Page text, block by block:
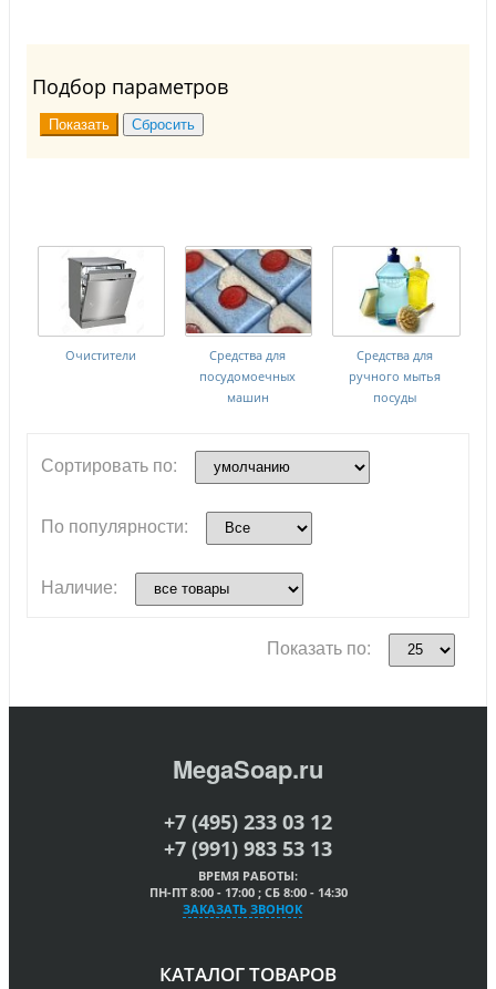
Подбор параметров
Очистители
Средства для
посудомоечных
машин
Средства для
ручного мытья
посуды
Сортировать по:
По популярности:
Наличие:
Показать по:
MegaSoap.ru
+7 (495) 233 03 12
+7 (991) 983 53 13
ВРЕМЯ РАБОТЫ:
ПН-ПТ 8:00 - 17:00 ; СБ 8:00 - 14:30
ЗАКАЗАТЬ ЗВОНОК
КАТАЛОГ ТОВАРОВ